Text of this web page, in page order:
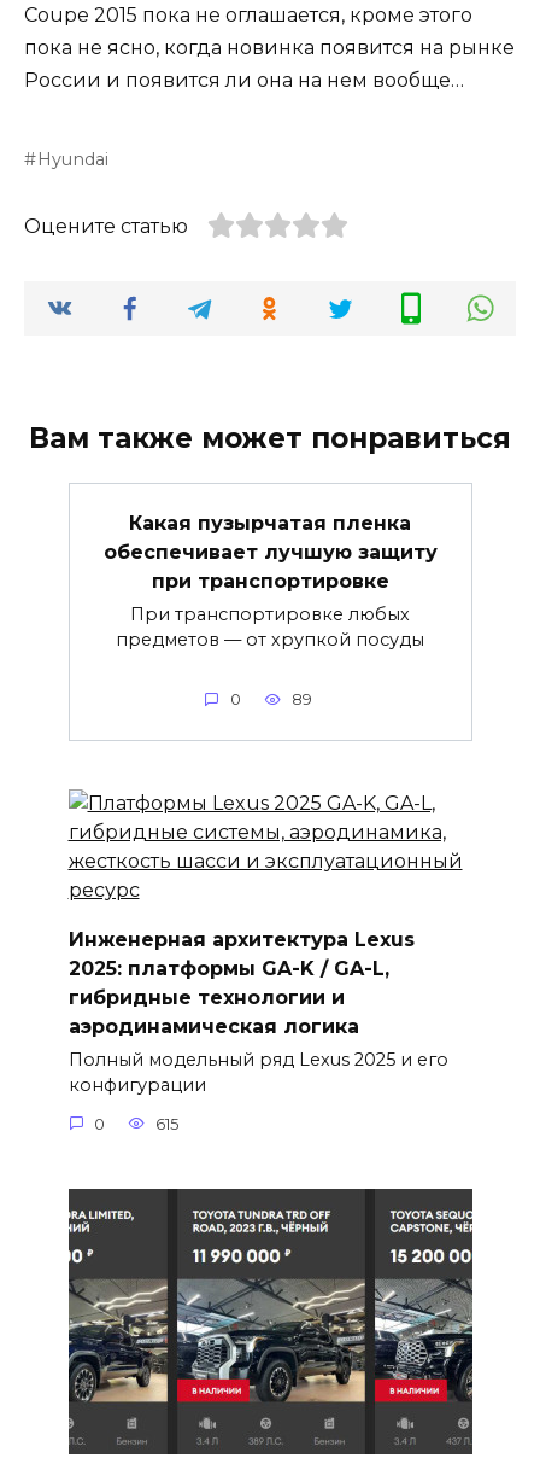
Coupe 2015 пока не оглашается, кроме этого
пока не ясно, когда новинка появится на рынке
России и появится ли она на нем вообще…
Hyundai
Оцените статью
Вам также может понравиться
Какая пузырчатая пленка
обеспечивает лучшую защиту
при транспортировке
При транспортировке любых
предметов — от хрупкой посуды
0 89
Инженерная архитектура Lexus
2025: платформы GA-K / GA-L,
гибридные технологии и
аэродинамическая логика
Полный модельный ряд Lexus 2025 и его
конфигурации
0 615